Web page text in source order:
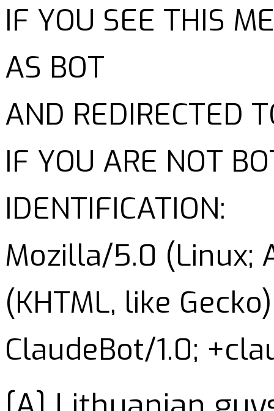
IF YOU SEE THIS
AS BOT
AND REDIRECTED
IF YOU ARE NOT
IDENTIFICATION:
Mozilla/5.0 (Linux;
(KHTML, like
ClaudeBot/1.0;